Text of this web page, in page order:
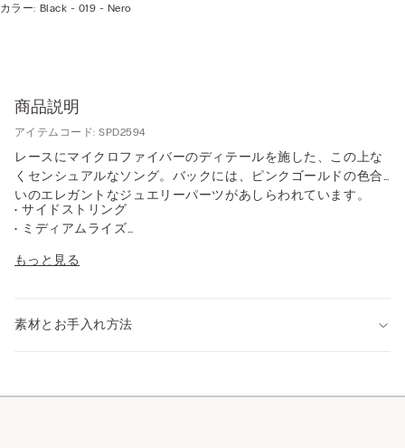
カラー: Black - 019 - Nero
商品説明
アイテムコード: SPD2594
レースにマイクロファイバーのディテールを施した、この上な
くセンシュアルなソング。バックには、ピンクゴールドの色合
いのエレガントなジュエリーパーツがあしらわれています。
• サイドストリング
• ミディアムライズ
• ぴったりとしたフィット感
もっと見る
素材とお手入れ方法